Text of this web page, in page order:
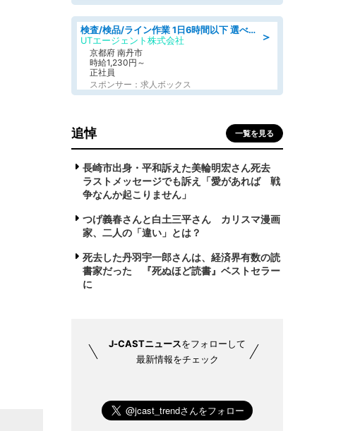
＞
検査/検品/ライン作業 1日6時間以下 選べる勤務時間 土日祝休 明るい髪色OK
UTエージェント株式会社
京都府 南丹市
時給1,230円～
正社員
スポンサー：求人ボックス
追悼 一覧を見る
長崎市出身・平和訴えた美輪明宏さん死去
ラストメッセージでも訴え「愛があれば 戦
争なんか起こりません」
つげ義春さんと白土三平さん カリスマ漫画
家、二人の「違い」とは？
死去した丹羽宇一郎さんは、経済界有数の読
書家だった 『死ぬほど読書』ベストセラー
に
J-CASTニュースをフォローして
最新情報をチェック